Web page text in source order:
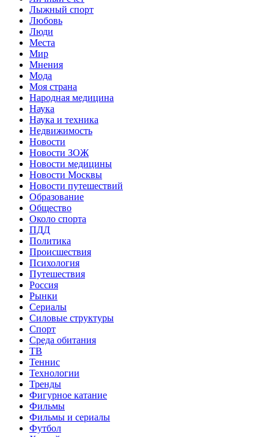
Лыжный спорт
Любовь
Люди
Места
Мир
Мнения
Мода
Моя страна
Народная медицина
Наука
Наука и техника
Недвижимость
Новости
Новости ЗОЖ
Новости медицины
Новости Москвы
Новости путешествий
Образование
Общество
Около спорта
ПДД
Политика
Происшествия
Психология
Путешествия
Россия
Рынки
Сериалы
Силовые структуры
Спорт
Среда обитания
ТВ
Теннис
Технологии
Тренды
Фигурное катание
Фильмы
Фильмы и сериалы
Футбол